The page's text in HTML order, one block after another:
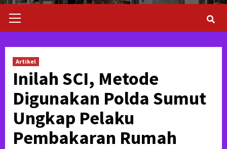
Menu
Artikel
Inilah SCI, Metode
Digunakan Polda Sumut
Ungkap Pelaku
Pembakaran Rumah